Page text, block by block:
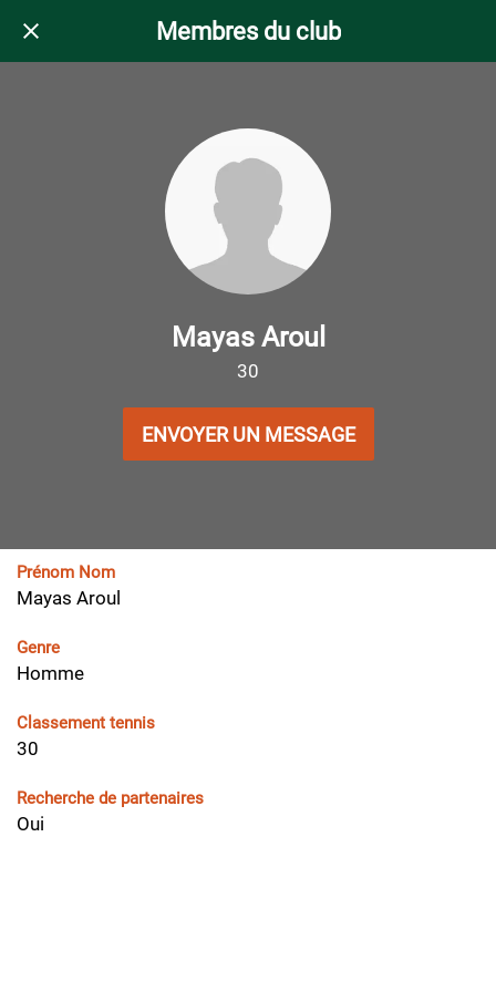
Membres du club
Mayas Aroul
30
ENVOYER UN MESSAGE
Prénom Nom
Mayas Aroul
Genre
Homme
Classement tennis
30
Recherche de partenaires
Oui